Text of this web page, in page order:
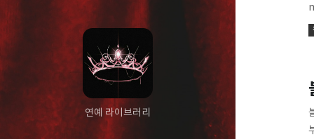
연예 라이브러리
-